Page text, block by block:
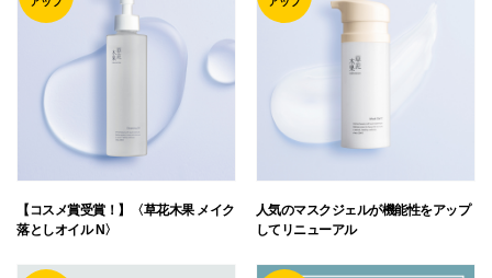
【コスメ賞受賞！】〈草花木果 メイク
落としオイル N〉
人気のマスクジェルが機能性をアップ
してリニューアル